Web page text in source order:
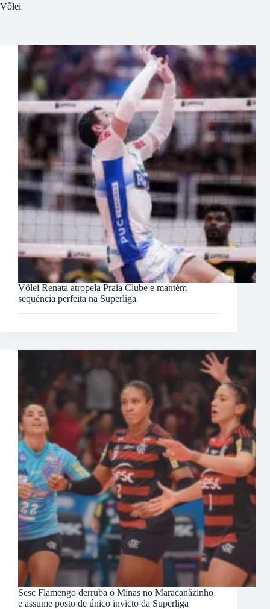
Vôlei
Vôlei Renata atropela Praia Clube e mantém
sequência perfeita na Superliga
Sesc Flamengo derruba o Minas no Maracanãzinho
e assume posto de único invicto da Superliga